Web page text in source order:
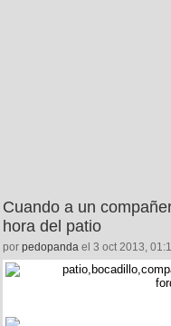
Cuando a un
hora del patio
por pedopanda el 3 oct 2013,